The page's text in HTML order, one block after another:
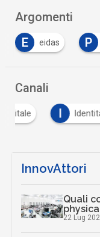
Argomenti
E
eidas P
Canali
digitale I
InnovAttori
Quali
22 Lug